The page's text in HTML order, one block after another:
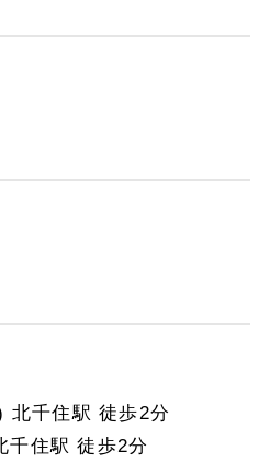
北千住駅 徒歩2分
千住駅 徒歩2分